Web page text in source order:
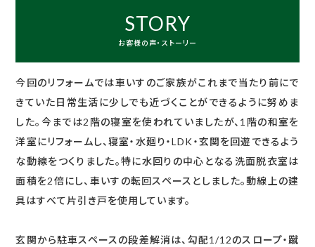
STORY
お客様の声・ストーリー
今回のリフォームでは車いすのご家族がこれまで当たり前にで
きていた日常生活に少しでも近づくことができるように努めま
した。今までは2階の寝室を使われていましたが、1階の和室を
洋室にリフォームし、寝室・水廻り・LDK・玄関を回遊できるよう
な動線をつくりました。特に水回りの中心となる洗面脱衣室は
面積を2倍にし、車いすの転回スペースとしました。動線上の建
具はすべて片引き戸を使用しています。
玄関から駐車スペースの段差解消は、勾配1/12のスロープ・蹴